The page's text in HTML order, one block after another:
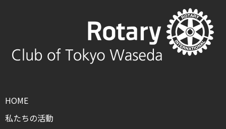
HOME
私たちの活動